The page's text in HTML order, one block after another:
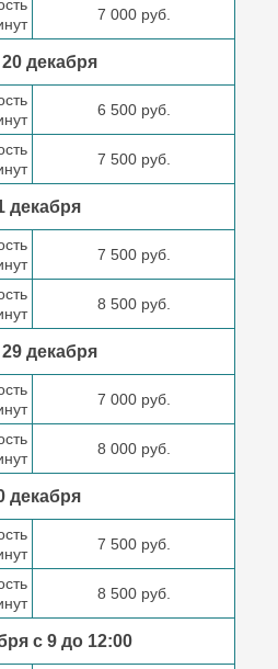
7 000 руб.
20 декабря
6 500 руб.
7 500 руб.
декабря
7 500 руб.
8 500 руб.
29 декабря
7 000 руб.
8 000 руб.
декабря
7 500 руб.
8 500 руб.
с 9 до 12:00